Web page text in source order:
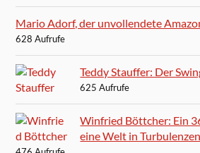
Mario Adorf, der unvollendete
628 Aufrufe
Teddy Stauffer: Der
625 Aufrufe
Winfried Böttcher: Ein
eine Welt in Turbulenzen